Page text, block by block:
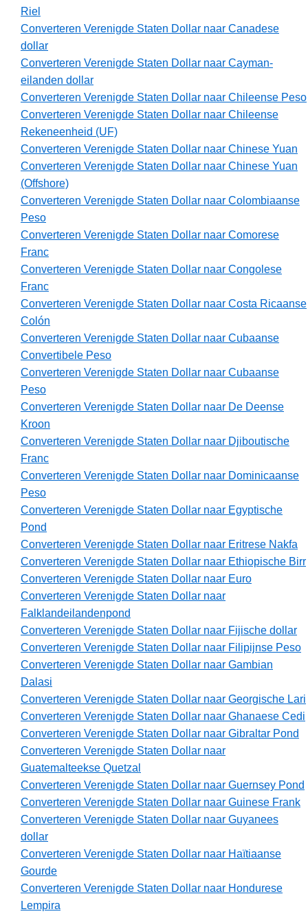
Riel
Converteren Verenigde Staten Dollar naar Canadese
dollar
Converteren Verenigde Staten Dollar naar Cayman-
eilanden dollar
Converteren Verenigde Staten Dollar naar Chileense Peso
Converteren Verenigde Staten Dollar naar Chileense
Rekeneenheid (UF)
Converteren Verenigde Staten Dollar naar Chinese Yuan
Converteren Verenigde Staten Dollar naar Chinese Yuan
(Offshore)
Converteren Verenigde Staten Dollar naar Colombiaanse
Peso
Converteren Verenigde Staten Dollar naar Comorese
Franc
Converteren Verenigde Staten Dollar naar Congolese
Franc
Converteren Verenigde Staten Dollar naar Costa Ricaanse
Colón
Converteren Verenigde Staten Dollar naar Cubaanse
Convertibele Peso
Converteren Verenigde Staten Dollar naar Cubaanse
Peso
Converteren Verenigde Staten Dollar naar De Deense
Kroon
Converteren Verenigde Staten Dollar naar Djiboutische
Franc
Converteren Verenigde Staten Dollar naar Dominicaanse
Peso
Converteren Verenigde Staten Dollar naar Egyptische
Pond
Converteren Verenigde Staten Dollar naar Eritrese Nakfa
Converteren Verenigde Staten Dollar naar Ethiopische Birr
Converteren Verenigde Staten Dollar naar Euro
Converteren Verenigde Staten Dollar naar
Falklandeilandenpond
Converteren Verenigde Staten Dollar naar Fijische dollar
Converteren Verenigde Staten Dollar naar Filipijnse Peso
Converteren Verenigde Staten Dollar naar Gambian
Dalasi
Converteren Verenigde Staten Dollar naar Georgische Lari
Converteren Verenigde Staten Dollar naar Ghanaese Cedi
Converteren Verenigde Staten Dollar naar Gibraltar Pond
Converteren Verenigde Staten Dollar naar
Guatemalteekse Quetzal
Converteren Verenigde Staten Dollar naar Guernsey Pond
Converteren Verenigde Staten Dollar naar Guinese Frank
Converteren Verenigde Staten Dollar naar Guyanees
dollar
Converteren Verenigde Staten Dollar naar Haïtiaanse
Gourde
Converteren Verenigde Staten Dollar naar Hondurese
Lempira